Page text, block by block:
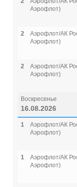
Аэрофлот)
2
Аэрофлот/АК
Аэрофлот)
2
Аэрофлот/АК
Аэрофлот)
Воскресенье
16.08.2026
1
Аэрофлот/АК
Аэрофлот)
1
Аэрофлот/АК
Аэрофлот)